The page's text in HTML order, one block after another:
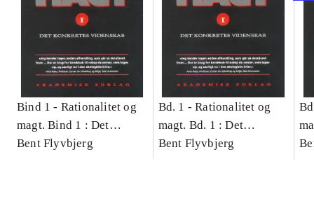
Bind 1 - Rationalitet og
magt. Bind 1 : Det
konkretes videnskab
Bent Flyvbjerg
Bd. 1 -Rationalitet og
magt. Bd. 1 : Det
konkretes videnskab
Bent Flyvbjerg